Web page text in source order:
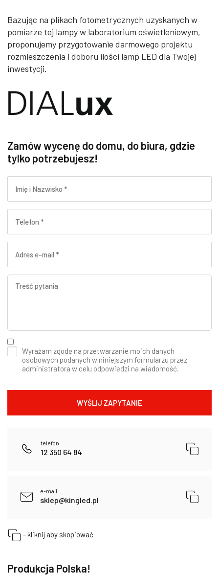
Bazując na plikach fotometrycznych uzyskanych w
pomiarze tej lampy w laboratorium oświetleniowym,
proponujemy przygotowanie darmowego projektu
rozmieszczenia i doboru ilości lamp LED dla Twojej
inwestycji.
Zamów wycenę do domu, do biura, gdzie
tylko potrzebujesz!
Wyrażam zgodę na przetwarzanie moich danych
osobowych podanych w niniejszym formularzu przez
administratora w celu odpowiedzi na wiadomość.
telefon
12 350 64 84
e-mail
sklep@kingled.pl
- kliknij aby skopiować
Produkcja Polska!